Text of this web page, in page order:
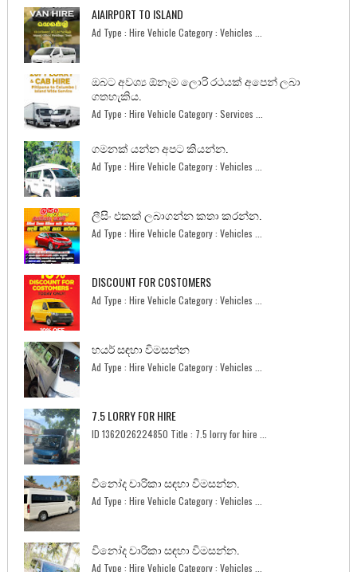
AIAIRPORT TO ISLAND
Ad Type : Hire Vehicle Category : Vehicles ...
ඔබට අවශ්‍ය ඕනෑම ලොරි රථයක් අපෙන් ලබා
ගතහැකිය.
Ad Type : Hire Vehicle Category : Services ...
ගමනක් යන්න අපට කියන්න.
Ad Type : Hire Vehicle Category : Vehicles ...
ලීසිං එකක් ලබාගන්න කතා කරන්න.
Ad Type : Hire Vehicle Category : Vehicles ...
DISCOUNT FOR COSTOMERS
Ad Type : Hire Vehicle Category : Vehicles ...
හයර් සඳහා විමසන්න
Ad Type : Hire Vehicle Category : Vehicles ...
7.5 LORRY FOR HIRE
ID 1362026224850 Title : 7.5 lorry for hire ...
විනෝද චාරිකා සඳහා විමසන්න.
Ad Type : Hire Vehicle Category : Vehicles ...
විනෝද චාරිකා සඳහා විමසන්න.
Ad Type : Hire Vehicle Category : Vehicles ...